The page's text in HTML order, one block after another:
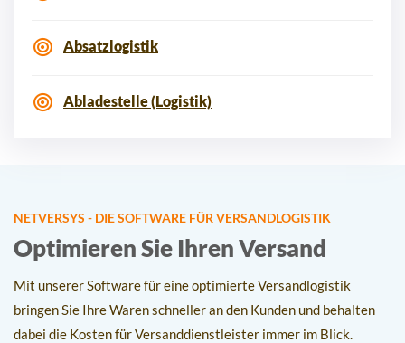
Absatzlogistik
Abladestelle (Logistik)
NETVERSYS - DIE SOFTWARE FÜR VERSANDLOGISTIK
Optimieren Sie Ihren Versand
Mit unserer Software für eine optimierte Versandlogistik
bringen Sie Ihre Waren schneller an den Kunden und behalten
dabei die Kosten für Versanddienstleister immer im Blick.